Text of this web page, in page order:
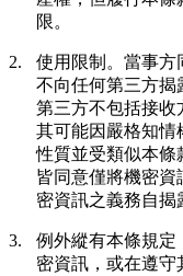
限。
2. 使用限制。 當事方
不向任何第三方揭
第三方不包括接收
其可能因嚴格知情
性質並受類似本條
皆同意僅將機密
密資訊之義務自揭
3. 例外縱有本條規定
密資訊，或在遵守